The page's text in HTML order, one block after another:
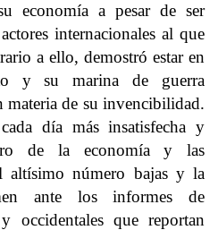
economía a pesar de ser
internacionales al que
a ello, demostró estar en
y su marina de guerra
materia de su invencibilidad.
día más insatisfecha y
de la economía y las
altísimo número bajas y la
ante los informes de
occidentales que reportan